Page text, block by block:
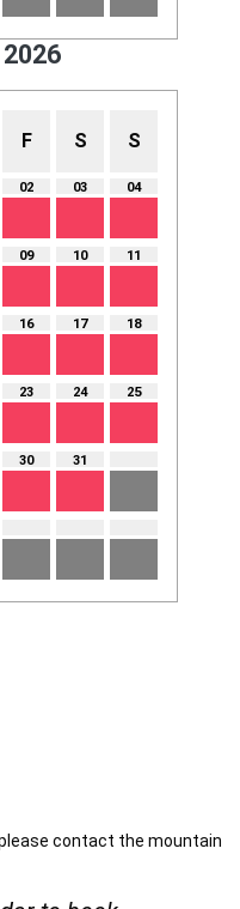
F S S
02 03 04
09 10 11
16 17 18
23 24 25
30 31
contact the mountain